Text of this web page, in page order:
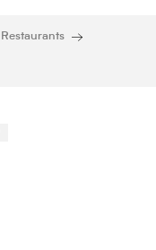
Restaurants